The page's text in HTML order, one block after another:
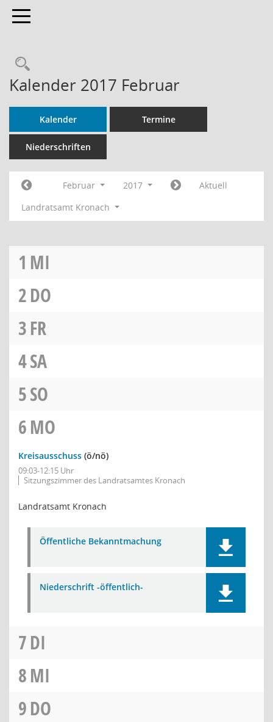
Toggle navigation
Rechercheauswahl
Kalender 2017 Februar
Kalender Termine
Niederschriften
Februar 2017
Aktuell
Landratsamt Kronach
1 MI
2DO
3FR
4SA
5SO
6MO
Kreisausschuss (ö/nö)
09:03-12:15 Uhr
Sitzungszimmer des Landratsamtes Kronach
Landratsamt Kronach
Öffentliche Bekanntmachung
Niederschrift -öffentlich-
7DI
8MI
9DO